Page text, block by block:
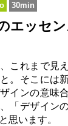
30min
エッセ
これまで見
。そこには
インの意味
「デザイン
思います。